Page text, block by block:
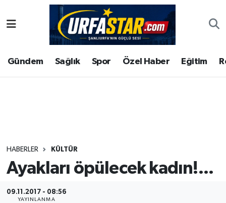
Gündem Sağlık Spor Özel Haber Eğitim
HABERLER KÜLTÜR
Ayakları öpülecek kadın!...
09.11.2017 - 08:56
YAYINLANMA
ASAYİS
ÇEVRE
Gündem
Kültür
Şanlıurfa Nöbetçi Eczaneler
Şanlıurfa Hava Durumu
Tüm Manşetler
Son Dakika Haberleri